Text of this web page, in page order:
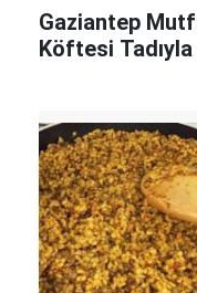
Gaziantep
Köftesi